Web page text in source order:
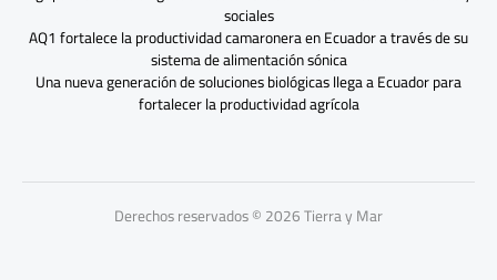
sociales
AQ1 fortalece la productividad camaronera en Ecuador a través de su
sistema de alimentación sónica
Una nueva generación de soluciones biológicas llega a Ecuador para
fortalecer la productividad agrícola
Derechos reservados © 2026 Tierra y Mar